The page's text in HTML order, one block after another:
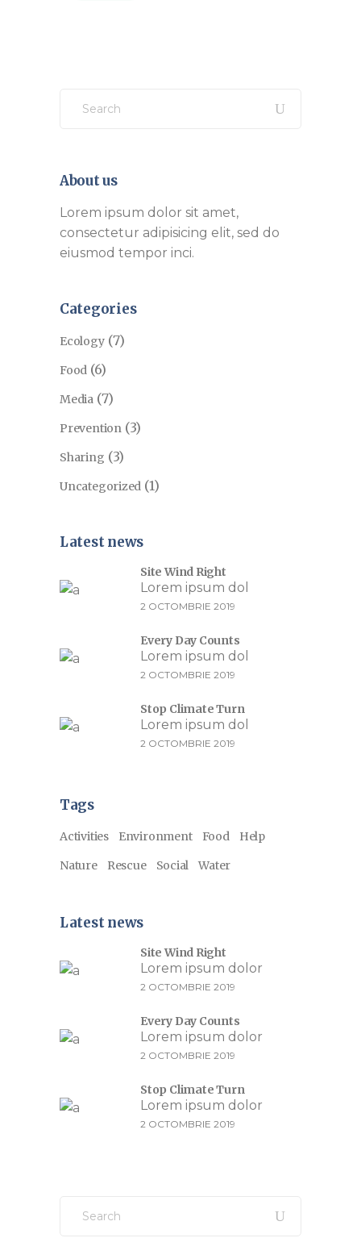
for:
About us
Lorem ipsum dolor sit amet,
consectetur adipisicing elit, sed do
eiusmod tempor inci.
Categories
Ecology(7)
Food (6)
Media(7)
Prevention(3)
Sharing (3)
Uncategorized (1)
Latest news
Site Wind Right
Lorem ipsum dol
2 OCTOMBRIE 2019
Every Day Counts
Lorem ipsum dol
2 OCTOMBRIE 2019
Stop Climate Turn
Lorem ipsum dol
2 OCTOMBRIE 2019
Tags
Activities Environment Food
Help
Nature
Rescue Social Water
Latest news
Site Wind Right
Lorem ipsum dolor
2 OCTOMBRIE 2019
Every Day Counts
Lorem ipsum dolor
2 OCTOMBRIE 2019
Stop Climate Turn
Lorem ipsum dolor
2 OCTOMBRIE 2019
for: